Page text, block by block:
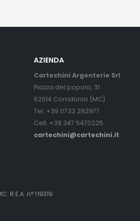
AZIENDA
Cartechini Argenterie Srl
Piazza del popolo, 31
62014 Corridonia (MC)
Tel. +39 0733 292977
Cell. +39 347 5470225
cartechini@cartechini.it
R.E.A. n° 119319